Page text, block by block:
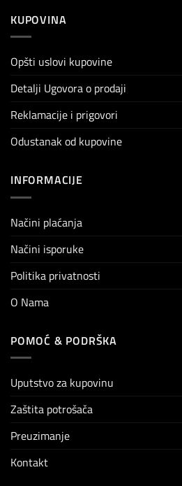
KUPOVINA
Opšti uslovi kupovine
Detalji Ugovora o prodaji
Reklamacije i prigovori
Odustanak od kupovine
INFORMACIJE
Načini plaćanja
Načini isporuke
Politika privatnosti
O Nama
POMOĆ & PODRŠKA
Uputstvo za kupovinu
Zaštita potrošača
Preuzimanje
Kontakt